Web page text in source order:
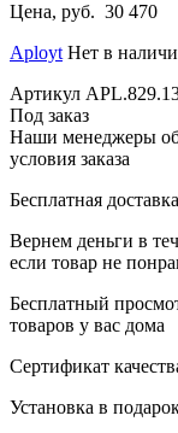
Цена, руб. 30 470
Aployt Нет в
Артикул
Под заказ
Наши менеджеры
условия заказа
Бесплатная
Вернем деньги в
если товар не
Бесплатный
товаров у вас дома
Сертификат
Установка в